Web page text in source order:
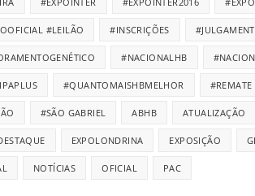
#LEILÃO #INSCRIÇÕES
#NACIONALHB
#QUANTOMAISHBMELHOR #REMATE
#SÃO GABRIEL ABHB ATUALIZAÇÃO
EXPOLONDRINA EXPOSIÇÃO
NOTÍCIAS OFICIAL PAC